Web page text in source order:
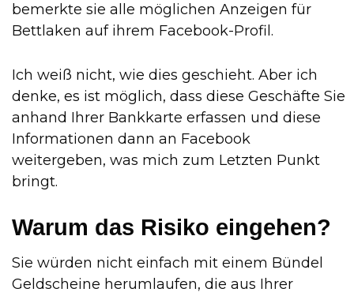
bemerkte sie alle möglichen Anzeigen für
Bettlaken auf ihrem Facebook-Profil.
Ich weiß nicht, wie dies geschieht. Aber ich
denke, es ist möglich, dass diese Geschäfte Sie
anhand Ihrer Bankkarte erfassen und diese
Informationen dann an Facebook
weitergeben, was mich zum Letzten Punkt
bringt.
Warum das Risiko eingehen?
Sie würden nicht einfach mit einem Bündel
Geldscheine herumlaufen, die aus Ihrer